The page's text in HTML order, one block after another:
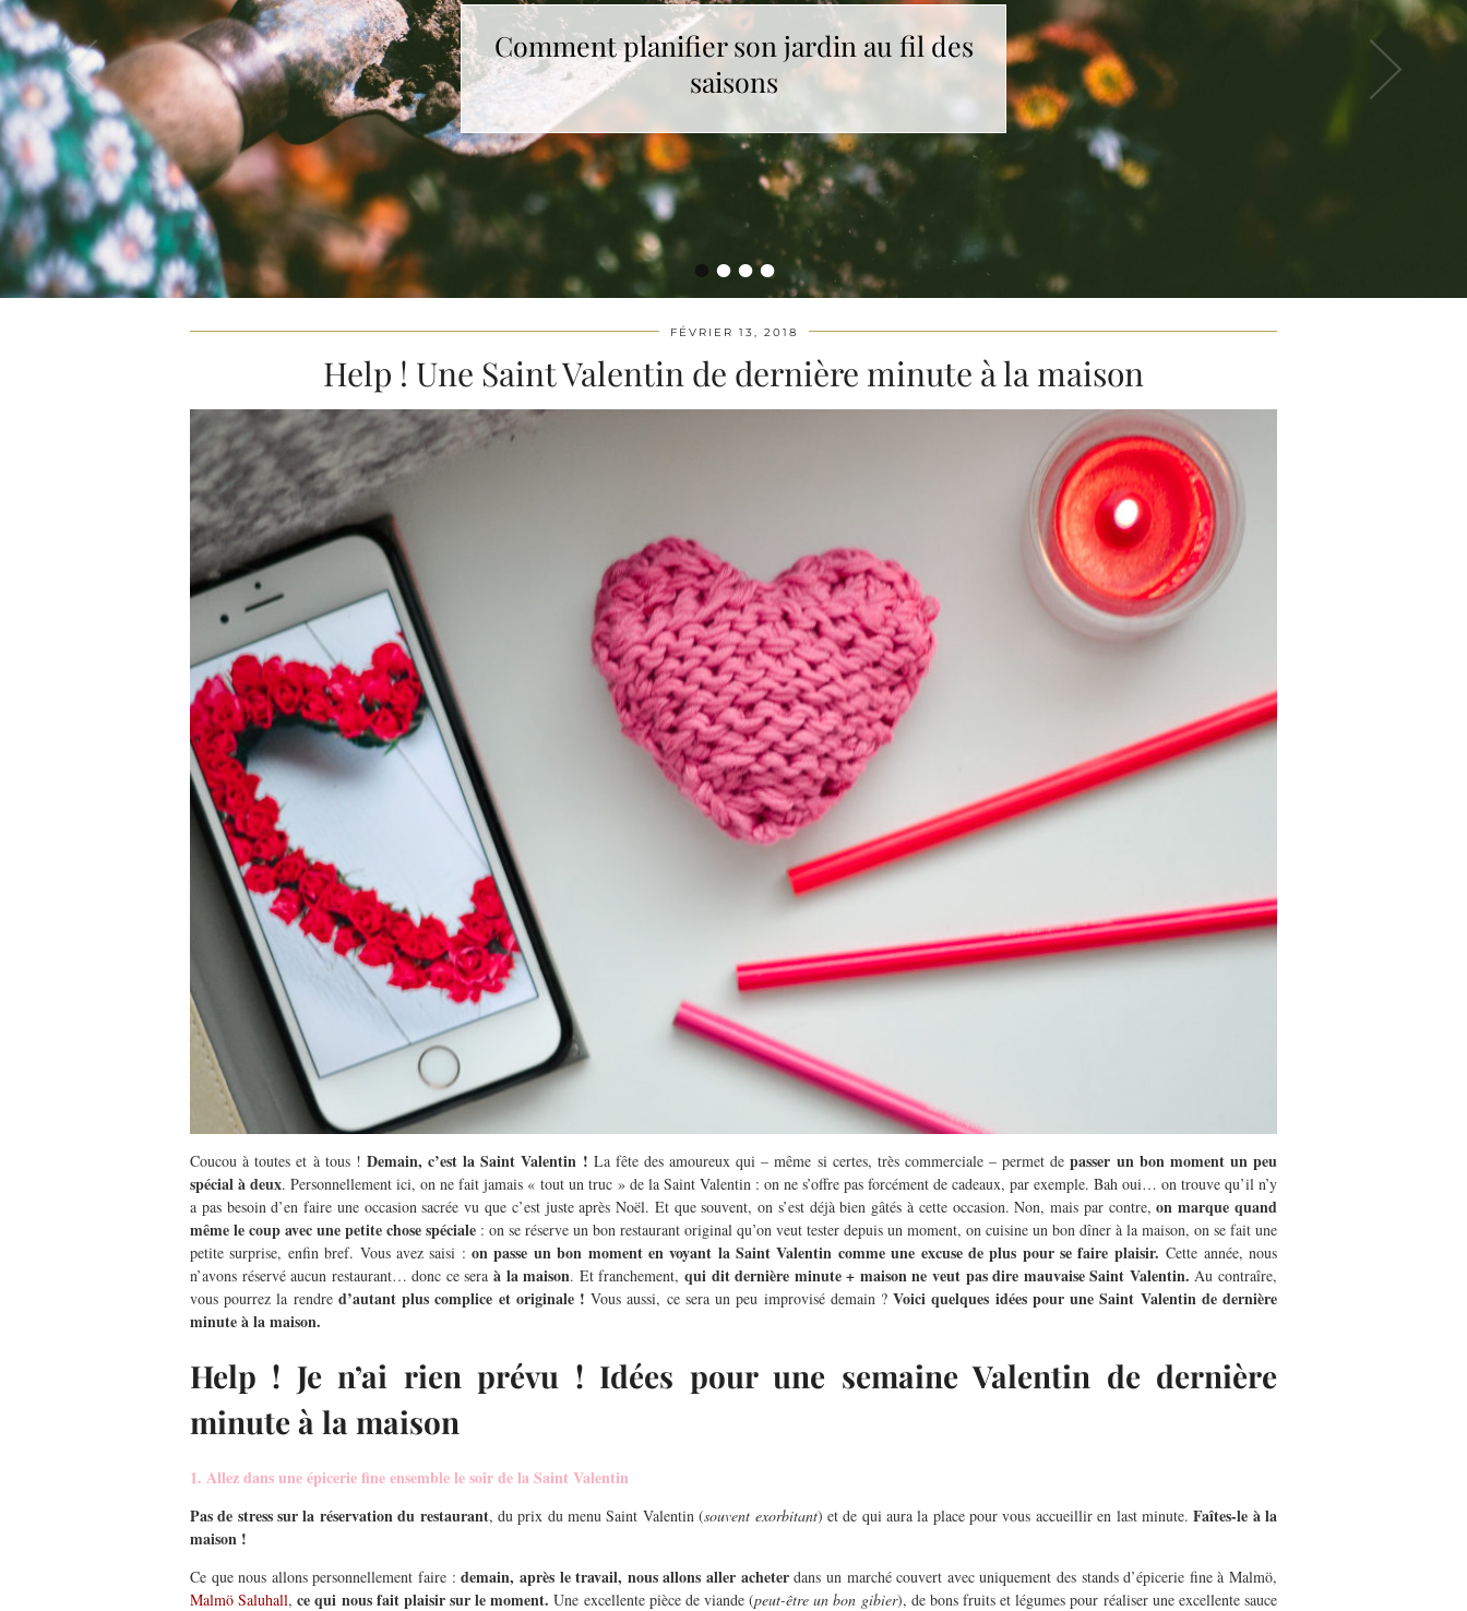
••••
Comment planifier son jardin au fil des
saisons
Comment choisir le cadeau de Noël idéal
?
FÉVRIER 13, 2018
Help ! Une Saint Valentin de dernière minute à la maison
Coucou à toutes et à tous ! Demain, c’est la Saint Valentin ! La fête des amoureux qui – même si certes, très commerciale – permet depasser un bon moment un peu
spécial à deux. Personnellement ici, on ne fait jamais « tout un truc » de la Saint Valentin : on ne s’offre pas forcément de cadeaux, par exemple. Bah oui… on trouve qu’il n’y
a pas besoin d’en faire une occasion sacrée vu que c’est juste après Noël. Et que souvent, on s’est déjà bien gâtés à cette occasion. Non, mais par contre,on marque quand
même le coup avec une petite chose spéciale : on se réserve un bon restaurant original qu’on veut tester depuis un moment, on cuisine un bon dîner à la maison, on se fait une
petite surprise, enfin bref. Vous avez saisi :on passe un bon moment en voyant la Saint Valentin comme une excuse de plus pour se faire plaisir. Cette année, nous
n’avons réservé aucun restaurant… donc ce sera à la maison. Et franchement, qui dit dernière minute + maison ne veut pas dire mauvaise Saint Valentin. Au contraîre,
vous pourrez la rendred’autant plus complice et originale ! Vous aussi, ce sera un peu improvisé demain ?Voici quelques idées pour une Saint Valentin de dernière
minute à la maison.
Help ! Je n’ai rien prévu ! Idées pour une semaine Valentin de dernière
minute à la maison
1. Allez dans une épicerie fine ensemble le soir de la Saint Valentin
Pas de stress sur la réservation du restaurant, du prix du menu Saint Valentin (souvent exorbitant) et de qui aura la place pour vous accueillir en last minute.Faîtes-le à la
maison !
Ce que nous allons personnellement faire :demain, après le travail, nous allons aller acheterdans un marché couvert avec uniquement des stands d’épicerie fine à Malmö,
Malmö Saluhall,ce qui nous fait plaisir sur le moment. Une excellente pièce de viande (peut-être un bon gibier), de bons fruits et légumes pour réaliser une excellente sauce